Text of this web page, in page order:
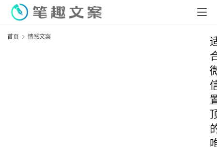
首页 情感文案